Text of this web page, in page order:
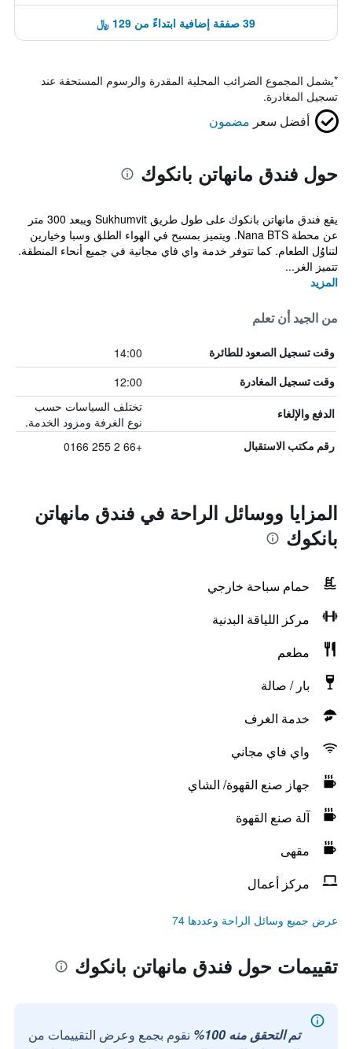
39 صفقة إضافية ابتداءً من 129 ﷼
*يشمل المجموع الضرائب المحلية المقدرة والرسوم المستحقة عند
تسجيل المغادرة.
أفضل سعر مضمون
حول فندق مانهاتن بانكوك
يقع فندق مانهاتن بانكوك على طول طريق Sukhumvit ويبعد 300 متر
عن محطة Nana BTS. ويتميز بمسبح في الهواء الطلق وسبا وخيارين
لتناوُل الطعام. كما تتوفر خدمة واي فاي مجانية في جميع أنحاء المنطقة.
تتميز الغر...
المزيد
من الجيد أن تعلم
وقت تسجيل الصعود للطائرة 14:00
وقت تسجيل المغادرة 12:00
الدفع والإلغاء
تختلف السياسات حسب
نوع الغرفة ومزود الخدمة.
رقم مكتب الاستقبال +66 2 255 0166
المزايا ووسائل الراحة في فندق مانهاتن
بانكوك
حمام سباحة خارجي
مركز اللياقة البدنية
مطعم
بار / صالة
خدمة الغرف
واي فاي مجاني
جهاز صنع القهوة/ الشاي
آلة صنع القهوة
مقهى
مركز أعمال
عرض جميع وسائل الراحة وعددها 74
تقييمات حول فندق مانهاتن بانكوك
تم التحقق منه 100%
نقوم بجمع وعرض التقييمات من